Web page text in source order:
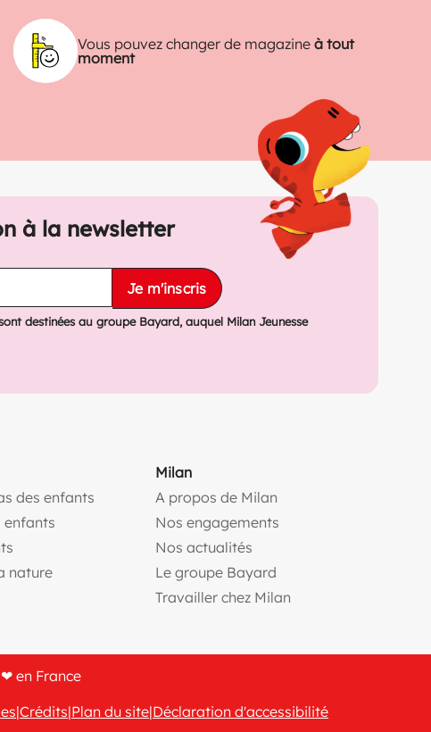
Vous pouvez changer de magazine à tout
moment
à la newsletter
Je m'inscris
destinées au groupe Bayard, auquel Milan Jeunesse
des enfants
enfants
nature(ouvre une nouvelle fenêtre)
Milan
A propos de Milan
Nos engagements(ouvre une nouvelle
Nos actualités(ouvre une nouvelle
Le groupe Bayard(ouvre une nouvelle
Travailler chez Milan(ouvre une nouvelle
en France
|Crédits|Plan du site|Déclaration d'accessibilité